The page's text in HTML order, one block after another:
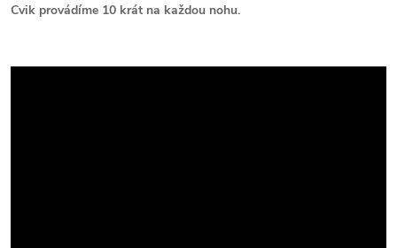
Cvik provádíme 10 krát na každou nohu.